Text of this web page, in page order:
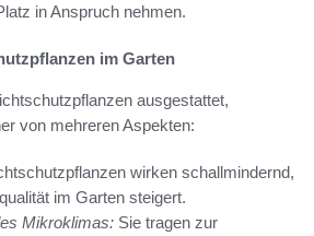
in Anspruch nehmen.
im Garten
ausgestattet,
von mehreren Aspekten:
wirken schallmindernd,
im Garten steigert.
Mikroklimas: Sie tragen zur